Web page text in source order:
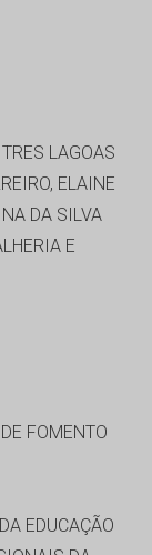
LAGOAS
ELAINE
DA SILVA
E
FOMENTO
EDUCAÇÃO